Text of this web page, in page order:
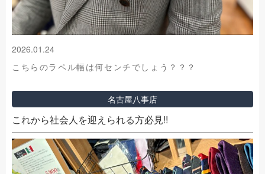
2026.01.24
こちらのラペル幅は何センチでしょう？？？
名古屋八事店
これから社会人を迎えられる方必見!!